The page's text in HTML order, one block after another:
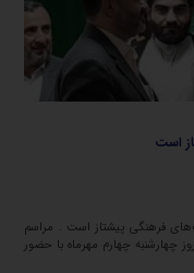
است
فرهنگی پیشتاز است . مراسم
چهارشنبه چهارم مهرماه با حضور